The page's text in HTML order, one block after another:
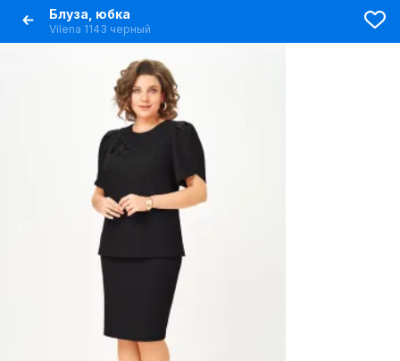
Блуза, юбка
Vilena 1143 черный